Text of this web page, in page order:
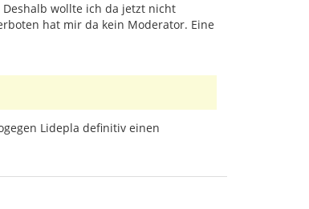
wollte ich da jetzt nicht
hat mir da kein Moderator. Eine
Lidepla definitiv einen